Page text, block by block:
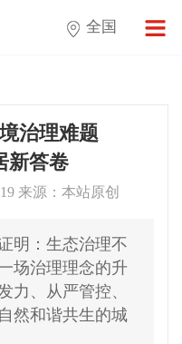
全国
治理难题
新答卷
来源：本站原创
明：生态治理不
场治理理念的升
力、从严管控、
然和谐共生的城